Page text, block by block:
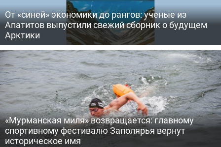
От «синей» экономики до рангов: ученые из
Апатитов выпустили свежий сборник о будущем
Арктики
«Мурманская миля» возвращается: главному
спортивному фестивалю Заполярья вернут
историческое имя